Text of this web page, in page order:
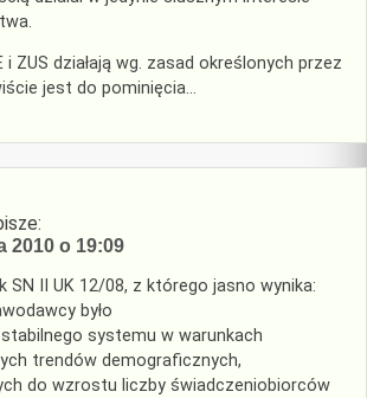
i ZUS działają wg. zasad określonych przez
jest do pominięcia…
2010 o 19:09
SN II UK 12/08, z którego jasno wynika:
było
systemu w warunkach
trendów demograficznych,
do wzrostu liczby świadczeniobiorców